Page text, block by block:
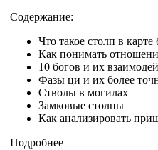
Содержание:
Что такое столп в карте
Как понимать
10 богов и их
Фазы ци и их более
Стволы в могилах
Замковые столпы
Как анализировать
Подробнее